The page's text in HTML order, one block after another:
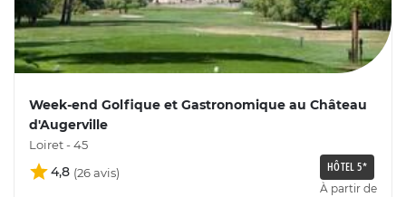
Week-end Golfique et Gastronomique au Château
d'Augerville
Loiret - 45
4,8 HÔTEL 5*
À partir de